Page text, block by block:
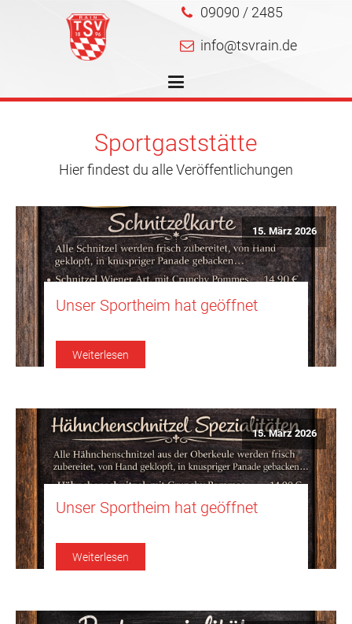
09090 / 2485
info@tsvrain.de
Sportgaststätte
Hier findest du alle Veröffentlichungen
15. März 2026
Unser Sportheim hat geöffnet
Weiterlesen
15. März 2026
Unser Sportheim hat geöffnet
Weiterlesen